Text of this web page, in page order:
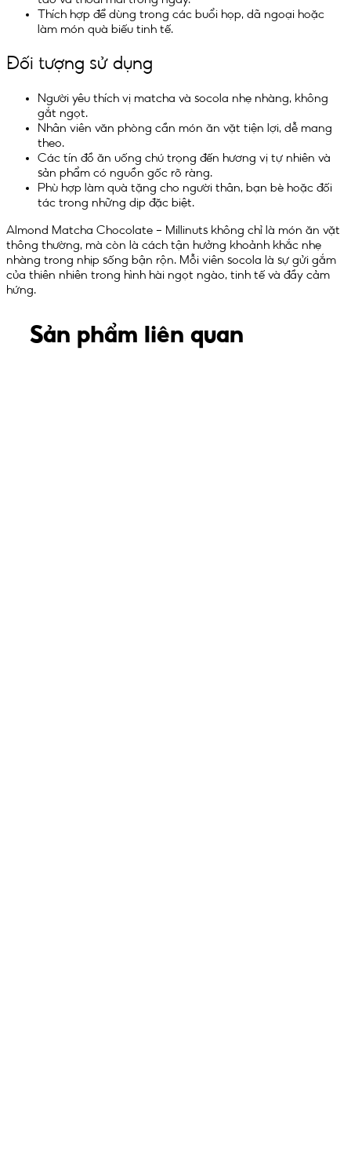
Thích hợp để dùng trong các buổi họp, dã ngoại hoặc
làm món quà biếu tinh tế.
Đối tượng sử dụng
Người yêu thích vị matcha và socola nhẹ nhàng, không
gắt ngọt.
Nhân viên văn phòng cần món ăn vặt tiện lợi, dễ mang
theo.
Các tín đồ ăn uống chú trọng đến hương vị tự nhiên và
sản phẩm có nguồn gốc rõ ràng.
Phù hợp làm quà tặng cho người thân, bạn bè hoặc đối
tác trong những dịp đặc biệt.
Almond Matcha Chocolate – Millinuts không chỉ là món ăn vặt
thông thường, mà còn là cách tận hưởng khoảnh khắc nhẹ
nhàng trong nhịp sống bận rộn. Mỗi viên socola là sự gửi gắm
của thiên nhiên trong hình hài ngọt ngào, tinh tế và đầy cảm
hứng.
Sản phẩm liên quan